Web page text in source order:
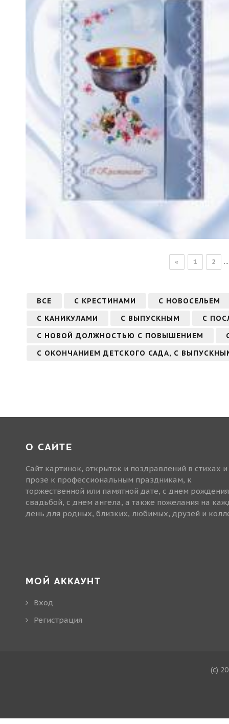
« 1 2 ...
ВСЕ С КРЕСТИНАМИ
С НОВОСЕЛЬЕМ
С КАНИКУЛАМИ
С ВЫПУСКНЫМ
С
С НОВОЙ ДОЛЖНОСТЬЮ С ПОВЫШЕНИЕМ
С ОКОНЧАНИЕМ ДЕТСКОГО САДА, С
О САЙТЕ
Сайт картинок, открыток и поздравлений в стихах и
прозе к профессиональным праздникам, к
торжественной или памятной дате, с днем
свадьбой, с днем ангела, а также пожелания на
день для родных, близких, любимых, друзей и
МОЙ АККАУНТ
Вход
Регистрация
(c)